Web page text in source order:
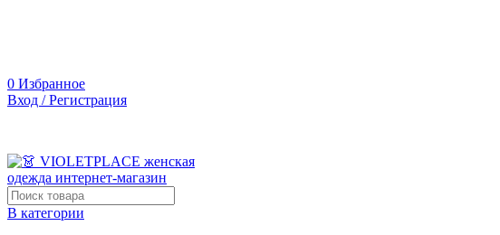
0 Избранное
Вход / Регистрация
В категории